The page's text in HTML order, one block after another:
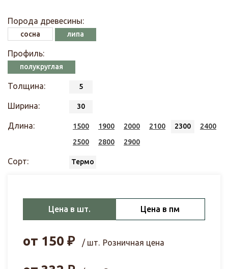
Порода древесины:
сосна липа
Профиль:
полукруглая
Толщина: 5
Ширина: 30
Длина: 1500 1900 2000 2100 2300
2400
2500
2800 2900
Сорт: Термо
Цена в шт. Цена в пм
от 150 ₽ / шт. Розничная цена